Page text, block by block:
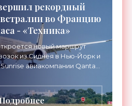
рекордный
во Францию
- «Техника»
новый маршрут
из Сиднея в Нью-Йорк и
авиакомпании Qantas
до 24